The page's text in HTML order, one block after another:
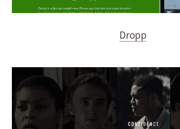
Dropp